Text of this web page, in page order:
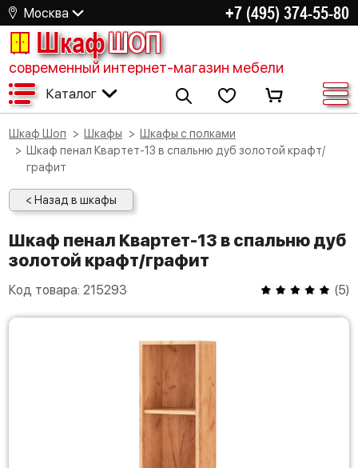
Москва +7 (495) 374-55-80
ШкафШОП
современный интернет-магазин мебели
Каталог
Шкаф Шоп Шкафы
Шкафы с полками
Шкаф пенал Квартет-13 в спальню дуб золотой крафт/
графит
< Назад в шкафы
Шкаф пенал Квартет-13 в спальню дуб
золотой крафт/графит
Код товара: 215293 (5)